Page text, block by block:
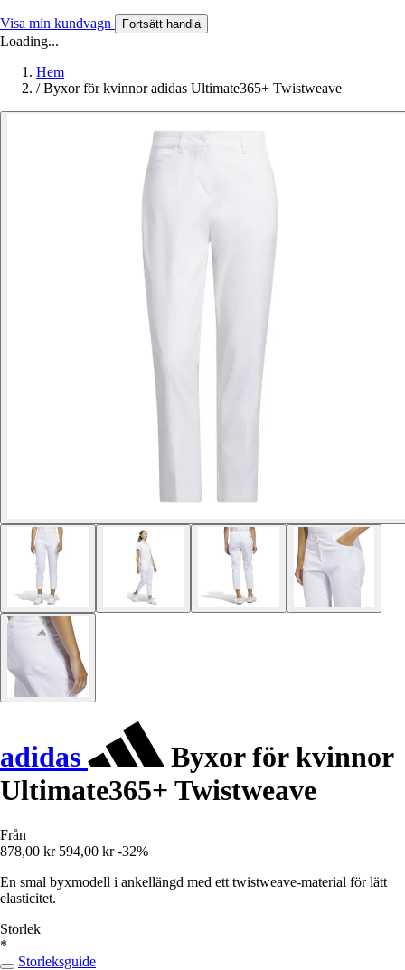
Visa min kundvagn Fortsätt handla
Loading...
Hem
/ Byxor för kvinnor adidas Ultimate365+ Twistweave
adidas
Byxor för kvinnor
Ultimate365+ Twistweave
Från
878,00 kr 594,00 kr -32%
En smal byxmodell i ankellängd med ett twistweave-material för lätt
elasticitet.
Storlek
*
Storleksguide